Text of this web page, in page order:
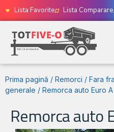
Lista Favorite Lista Comparare
Prima pagină / Remorci / Fara
generale / Remorca auto Euro
Remorca auto